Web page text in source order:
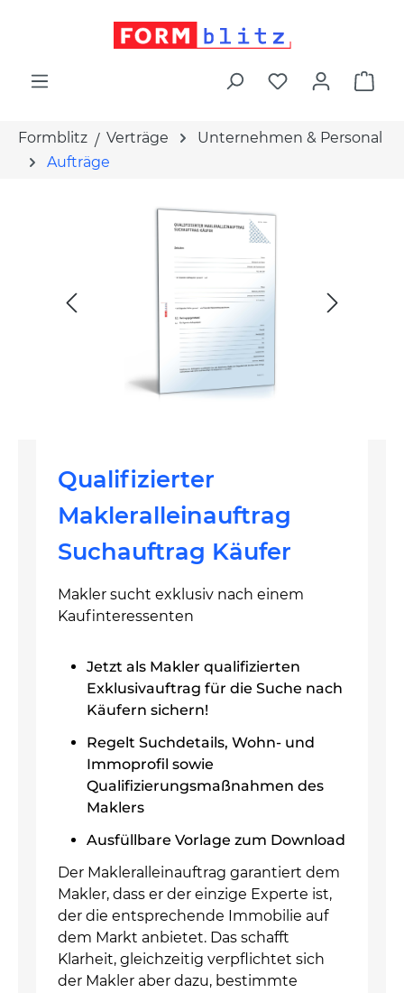
Formblitz Verträge
Unternehmen & Personal
Aufträge
Qualifizierter
Makleralleinauftrag
Suchauftrag Käufer
Makler sucht exklusiv nach einem
Kaufinteressenten
Jetzt als Makler qualifizierten
Exklusivauftrag für die Suche nach
Käufern sichern!
Regelt Suchdetails, Wohn- und
Immoprofil sowie
Qualifizierungsmaßnahmen des
Maklers
Ausfüllbare Vorlage zum Download
Der Makleralleinauftrag garantiert dem
Makler, dass er der einzige Experte ist,
der die entsprechende Immobilie auf
dem Markt anbietet. Das schafft
Klarheit, gleichzeitig verpflichtet sich
der Makler aber dazu, bestimmte